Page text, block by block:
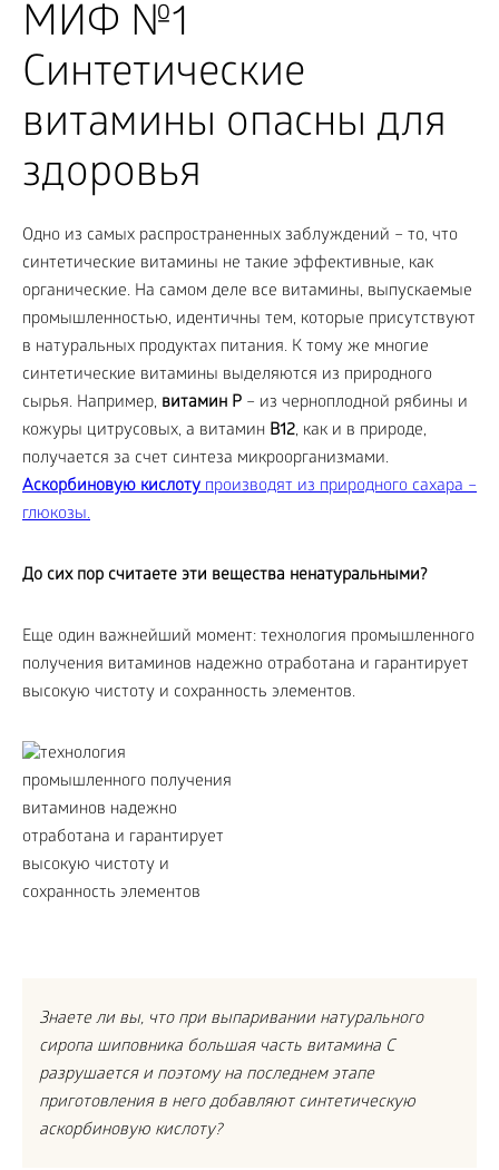
МИФ №1
Синтетические
витамины опасны для
здоровья
Одно из самых распространенных заблуждений – то, что
синтетические витамины не такие эффективные, как
органические. На самом деле все витамины, выпускаемые
промышленностью, идентичны тем, которые присутствуют
в натуральных продуктах питания. К тому же многие
синтетические витамины выделяются из природного
сырья. Например, витамин Р – из черноплодной рябины и
кожуры цитрусовых, а витамин В12, как и в природе,
получается за счет синтеза микроорганизмами.
Аскорбиновую кислотупроизводят из природного сахара –
глюкозы.
До сих пор считаете эти вещества ненатуральными?
Еще один важнейший момент: технология промышленного
получения витаминов надежно отработана и гарантирует
высокую чистоту и сохранность элементов.
Знаете ли вы, что при выпаривании натурального
сиропа шиповника большая часть витамина С
разрушается и поэтому на последнем этапе
приготовления в него добавляют синтетическую
аскорбиновую кислоту?